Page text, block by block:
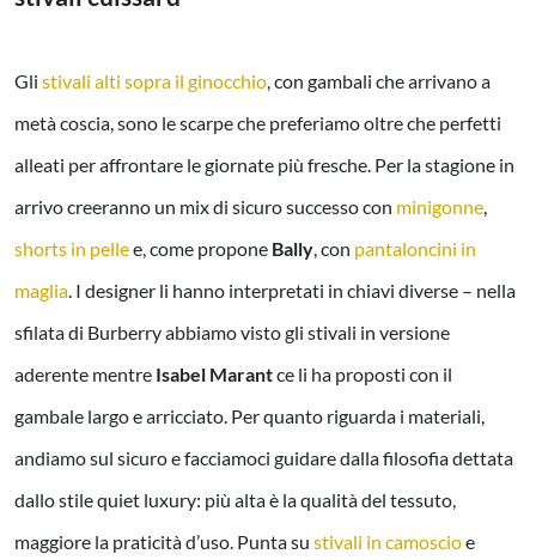
Gli stivali alti sopra il ginocchio , con gambali che arrivano a
metà coscia, sono le scarpe che preferiamo oltre che perfetti
alleati per affrontare le giornate più fresche. Per la stagione in
arrivo creeranno un mix di sicuro successo con minigonne
shorts in pellee, come propone Bally , con pantaloncini in
maglia . I designer li hanno interpretati in chiavi diverse – nella
sfilata di Burberry abbiamo visto gli stivali in versione
aderente mentre Isabel Marantce li ha proposti con il
gambale largo e arricciato. Per quanto riguarda i materiali,
andiamo sul sicuro e facciamoci guidare dalla filosofia dettata
dallo stile quiet luxury: più alta è la qualità del tessuto,
maggiore la praticità d’uso. Punta su stivali in camoscioe